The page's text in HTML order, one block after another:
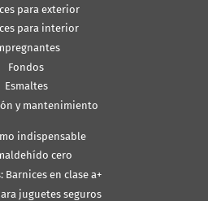
para exterior
para interior
Fondos
Esmaltes
y mantenimiento
indispensable
cero
Barnices en clase a+
juguetes seguros